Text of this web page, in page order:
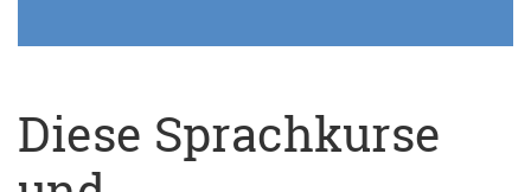
Diese Sprachkurse